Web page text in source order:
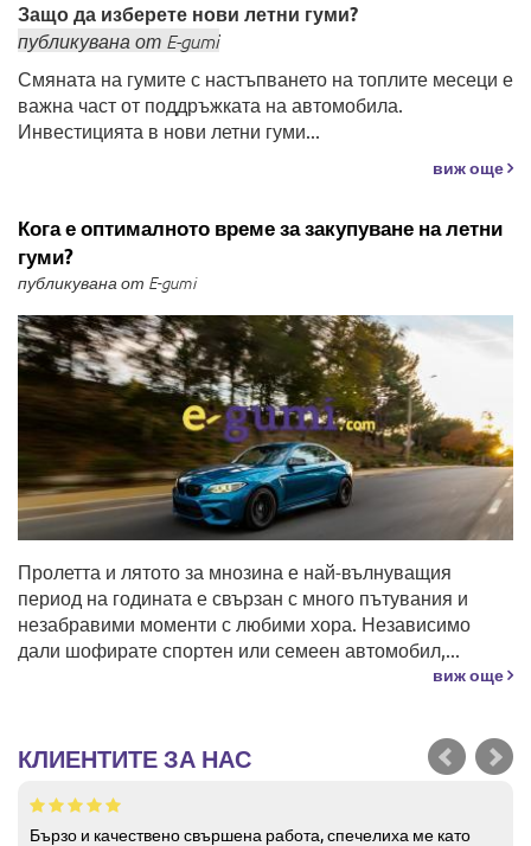
Защо да изберете нови летни гуми?
публикувана от E-gumi
Смяната на гумите с настъпването на топлите месеци е
важна част от поддръжката на автомобила.
Инвестицията в нови летни гуми...
виж още
Кога е оптималното време за закупуване на летни
гуми?
публикувана от E-gumi
Пролетта и лятото за мнозина е най-вълнуващия
период на годината е свързан с много пътувания и
незабравими моменти с любими хора. Независимо
дали шофирате спортен или семеен автомобил,...
виж още
КЛИЕНТИТЕ ЗА НАС
Бързо и качествено свършена работа, спечелиха ме като